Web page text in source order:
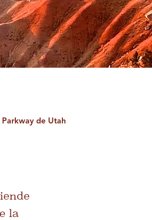
de Utah
la